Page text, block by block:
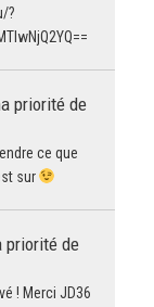
?
priorité de
ce que
sur
priorité de
! Merci JD36